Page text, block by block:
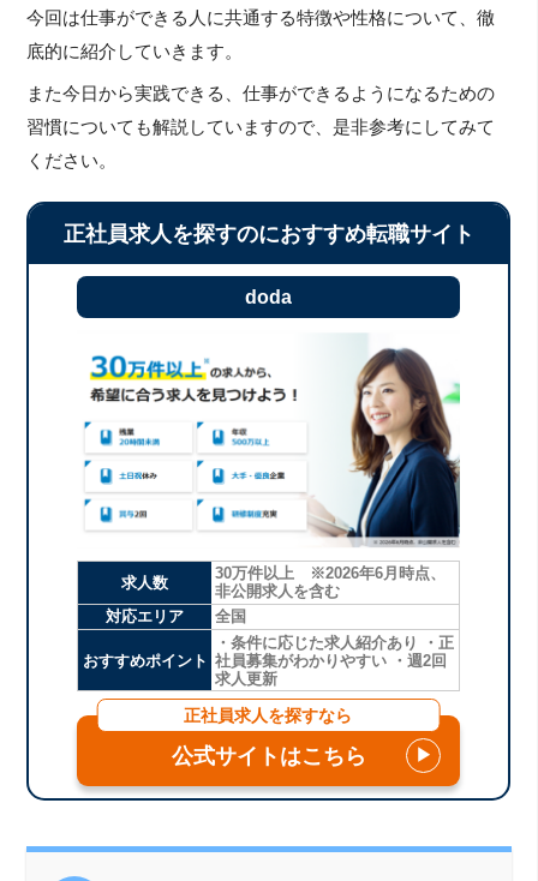
今回は仕事ができる人に共通する特徴や性格について、徹
底的に紹介していきます。
また今日から実践できる、仕事ができるようになるための
習慣についても解説していますので、是非参考にしてみて
ください。
正社員求人を探すのにおすすめ転職サイト
doda
求人数
30万件以上 ※2026年6月時点、
非公開求人を含む
対応エリア
全国
おすすめポイント
・条件に応じた求人紹介あり ・正
社員募集がわかりやすい ・週2回
求人更新
正社員求人を探すなら
公式サイトはこちら ▶